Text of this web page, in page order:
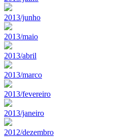
2013/junho
2013/maio
2013/abril
2013/marco
2013/fevereiro
2013/janeiro
2012/dezembro